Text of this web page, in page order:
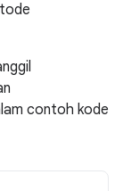
contoh kode